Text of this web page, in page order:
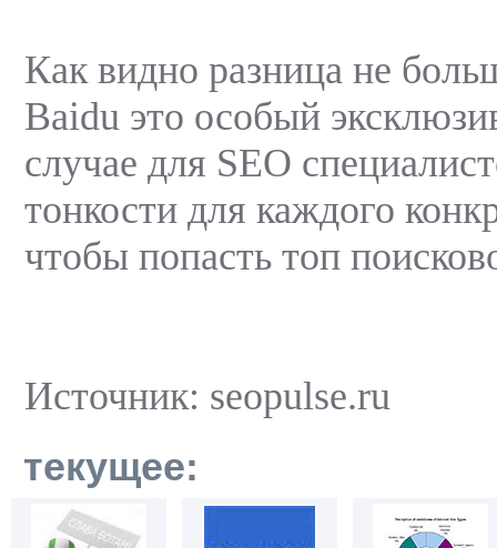
Как видно разница не
Baidu это особый
случае для SEO
тонкости для каждого
чтобы попасть топ
Источник: seopulse.ru
текущее: